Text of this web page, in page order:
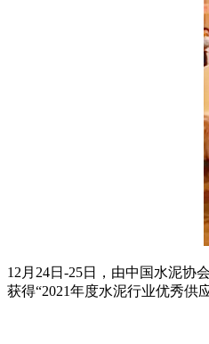
12月24日-25日，由中国水泥协
获得“2021年度水泥行业优秀供